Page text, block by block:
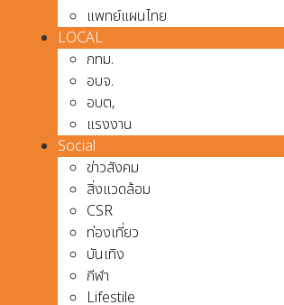
แพทย์แผนไทย
LOCAL
กทม.
อบจ.
อบต,
แรงงาน
Social
ข่าวสังคม
สิ่งแวดล้อม
CSR
ท่องเที่ยว
บันเทิง
กีฬา
Lifestile